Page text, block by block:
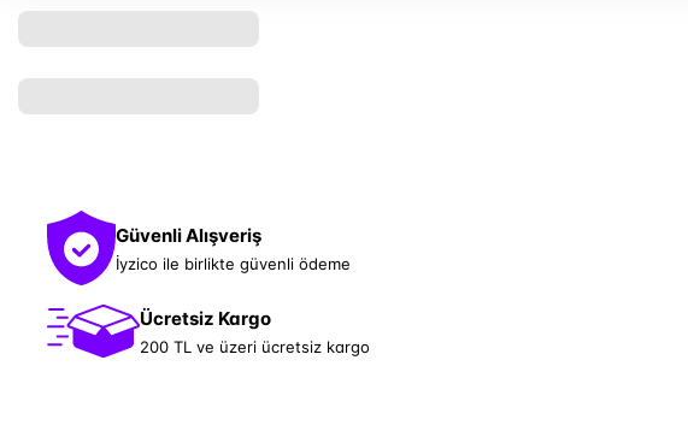
Güvenli Alışveriş
İyzico ile birlikte güvenli ödeme
Ücretsiz Kargo
200 TL ve üzeri ücretsiz kargo